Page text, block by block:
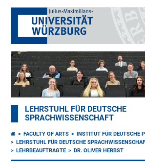
LEHRSTUHL FÜR DEUTSCHE
SPRACHWISSENSCHAFT
FACULTY OF ARTS
INSTITUT FÜR DEUTSCHE
LEHRSTUHL FÜR DEUTSCHE
LEHRBEAUFTRAGTE
DR. OLIVER HERBST